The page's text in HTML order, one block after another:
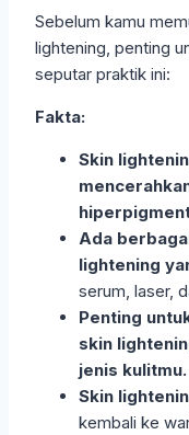
Sebelum kamu
lightening, penting
seputar praktik ini:
Fakta:
Skin
Ada
lightening
serum, laser,
Penting
skin
jenis kulitmu.
Skin
kembali ke